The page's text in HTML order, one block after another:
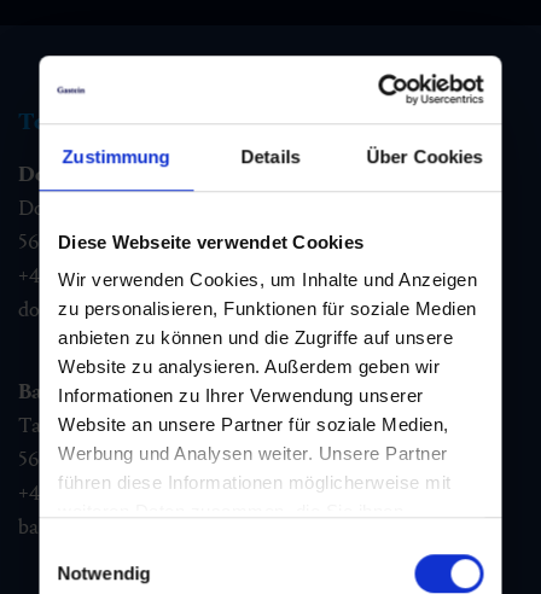
Zustimmung Details Über Cookies
Diese Webseite verwendet Cookies
Wir verwenden Cookies, um Inhalte und Anzeigen
zu personalisieren, Funktionen für soziale Medien
anbieten zu können und die Zugriffe auf unsere
Website zu analysieren. Außerdem geben wir
Informationen zu Ihrer Verwendung unserer
Website an unsere Partner für soziale Medien,
Werbung und Analysen weiter. Unsere Partner
führen diese Informationen möglicherweise mit
Nutzung der Dienste gesammelt haben.
Notwendig
Tourismus Information
Dorfgastein
Dorfstraße 1,
5632 Dorfgastein
+43 6432 3393 460
dorfgastein@gastein.com
Bad Hofgastein
Tauernplatz 1,
5630 Bad Hofgastein
+43 6432 3393 260
badhofgastein@gastein.com